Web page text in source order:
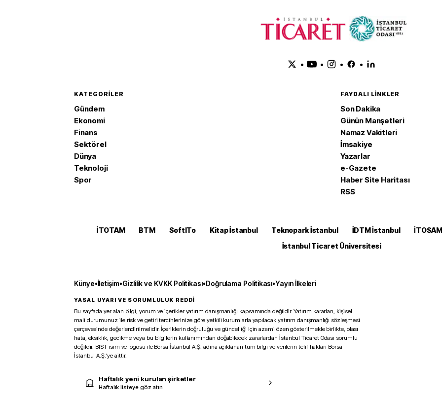
• • • •
KATEGORILER
Gündem
Ekonomi
Finans
Sektörel
Dünya
Teknoloji
Spor
FAYDALI LINKLER
Son Dakika
Günün Manşetleri
Namaz Vakitleri
İmsakiye
Yazarlar
e-Gazete
Haber Site Haritası
RSS
İTOTAM BTM SoftITo Kitap İstanbul Teknopark İstanbul İDTM İstanbul İTOSAM
İstanbul Ticaret Üniversitesi
Künye•İletişim•Gizlilik ve KVKK Politikası•Doğrulama Politikası•Yayın İlkeleri
YASAL UYARI VE SORUMLULUK REDDİ
Bu sayfada yer alan bilgi, yorum ve içerikler yatırım danışmanlığı kapsamında değildir. Yatırım kararları, kişisel
mali durumunuz ile risk ve getiri tercihlerinize göre yetkili kurumlarla yapılacak yatırım danışmanlığı sözleşmesi
çerçevesinde değerlendirilmelidir. İçeriklerin doğruluğu ve güncelliği için azami özen gösterilmekle birlikte, olası
hata, eksiklik, gecikme veya bu bilgilerin kullanımından doğabilecek zararlardan İstanbul Ticaret Odası sorumlu
değildir. BIST isim ve logosu ile Borsa İstanbul A.Ş. adına açıklanan tüm bilgi ve verilerin telif hakları Borsa
İstanbul A.Ş.’ye aittir.
Haftalık yeni kurulan şirketler
Haftalık listeye göz atın